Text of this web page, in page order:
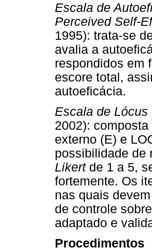
Escala de
Perceived Self-
1995): trata-se
avalia a
respondidos em
escore total,
autoeficácia.
Escala de
2002):
externo (E) e
possibilidade de
Likertde 1 a 5,
fortemente. Os
nas quais
de controle
adaptado e
Procedimentos